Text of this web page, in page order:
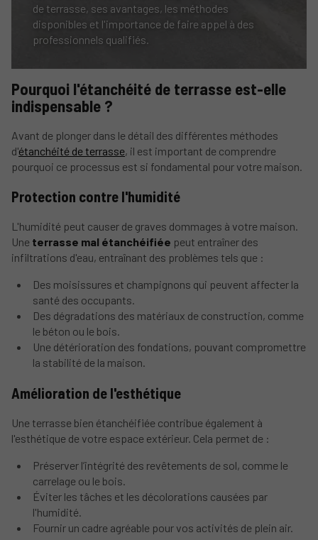
de terrasse, ses avantages, les méthodes
disponibles et l'importance de faire appel à des
professionnels qualifiés.
Pourquoi l'étanchéité de terrasse est-elle
indispensable ?
Avant de plonger dans le détail des différentes méthodes
d'étanchéité de terrasse, il est important de comprendre
pourquoi ce processus est si fondamental pour votre maison.
Protection contre l'humidité
L'humidité peut causer de graves dommages à votre maison.
Une terrasse mal étanchéifiée peut entraîner des
infiltrations d'eau, entraînant des problèmes tels que :
Des moisissures et champignons qui peuvent affecter la
santé des occupants.
Des dégradations des matériaux de construction, comme
le béton ou le bois.
Une détérioration des fondations, pouvant compromettre
la stabilité de la maison.
Amélioration de l'esthétique
Une terrasse bien étanchéifiée contribue également à
l'esthétique de votre espace extérieur. Cela permet de :
Préserver l’intégrité des revêtements de sol, comme le
carrelage ou le bois.
Éviter les tâches et les décolorations causées par
l'humidité.
Fournir un cadre agréable pour vos activités de plein air.